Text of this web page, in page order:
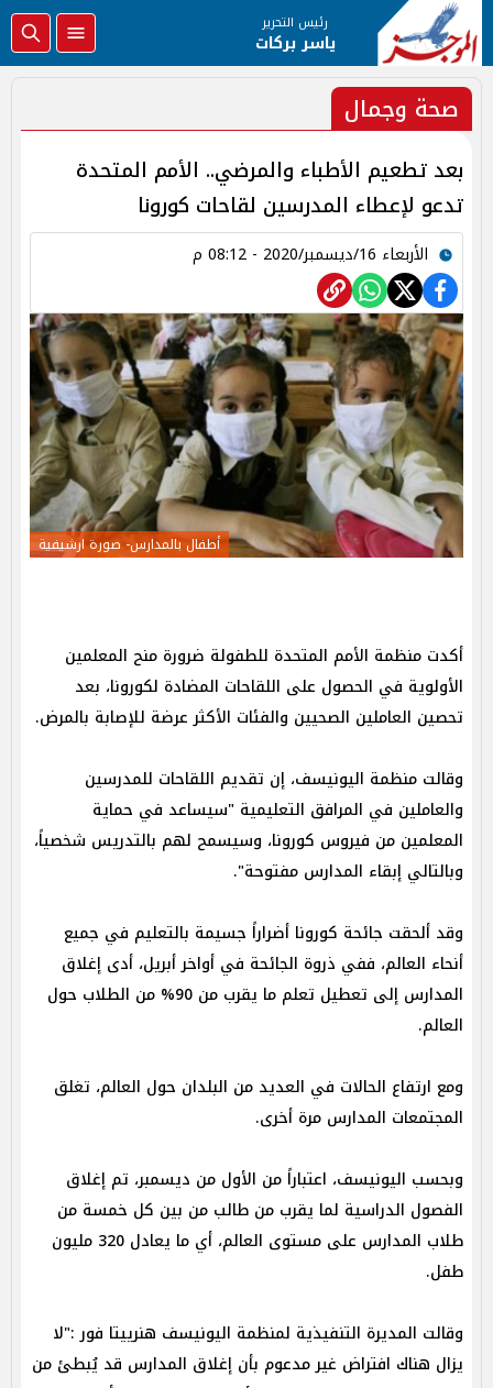
رئيس التحرير
ياسر بركات
صحة وجمال
بعد تطعيم الأطباء والمرضي.. الأمم المتحدة
تدعو لإعطاء المدرسين لقاحات كورونا
الأربعاء 16/ديسمبر/2020 - 08:12 م
أطفال بالمدارس- صورة ارشيفية
أكدت منظمة الأمم المتحدة للطفولة ضرورة منح المعلمين
الأولوية في الحصول على اللقاحات المضادة لكورونا، بعد
تحصين العاملين الصحيين والفئات الأكثر عرضة للإصابة بالمرض.
وقالت منظمة اليونيسف، إن تقديم اللقاحات للمدرسين
والعاملين في المرافق التعليمية "سيساعد في حماية
المعلمين من فيروس كورونا، وسيسمح لهم بالتدريس شخصياً،
وبالتالي إبقاء المدارس مفتوحة".
وقد ألحقت جائحة كورونا أضراراً جسيمة بالتعليم في جميع
أنحاء العالم، ففي ذروة الجائحة في أواخر أبريل، أدى إغلاق
المدارس إلى تعطيل تعلم ما يقرب من 90% من الطلاب حول
العالم.
ومع ارتفاع الحالات في العديد من البلدان حول العالم، تغلق
المجتمعات المدارس مرة أخرى.
وبحسب اليونيسف، اعتباراً من الأول من ديسمبر، تم إغلاق
الفصول الدراسية لما يقرب من طالب من بين كل خمسة من
طلاب المدارس على مستوى العالم، أي ما يعادل 320 مليون
طفل.
وقالت المديرة التنفيذية لمنظمة اليونيسف هنرييتا فور :"لا
يزال هناك افتراض غير مدعوم بأن إغلاق المدارس قد يُبطئ من